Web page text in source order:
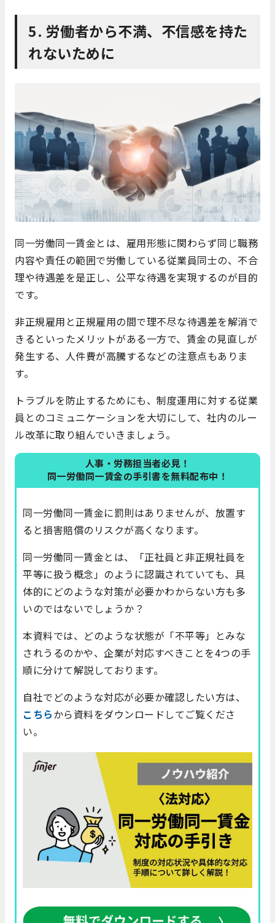
5. 労働者から不満、不信感を持た
れないために
同一労働同一賃金とは、雇用形態に関わらず同じ職務
内容や責任の範囲で労働している従業員同士の、不合
理や待遇差を是正し、公平な待遇を実現するのが目的
です。
非正規雇用と正規雇用の間で理不尽な待遇差を解消で
きるといったメリットがある一方で、賃金の見直しが
発生する、人件費が高騰するなどの注意点もありま
す。
トラブルを防止するためにも、制度運用に対する従業
員とのコミュニケーションを大切にして、社内のルー
ル改革に取り組んでいきましょう。
人事・労務担当者必見！
同一労働同一賃金の手引書を無料配布中！
同一労働同一賃金に罰則はありませんが、放置す
ると損害賠償のリスクが高くなります。
同一労働同一賃金とは、「正社員と非正規社員を
平等に扱う概念」のように認識されていても、具
体的にどのような対策が必要かわからない方も多
いのではないでしょうか？
本資料では、どのような状態が「不平等」とみな
されうるのかや、企業が対応すべきことを4つの手
順に分けて解説しております。
自社でどのような対応が必要か確認したい方は、
こちらから資料をダウンロードしてご覧くださ
い。